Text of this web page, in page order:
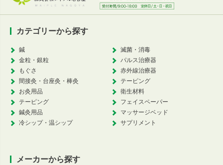
カテゴリーから探す
鍼
金粒・銀粒
もぐさ
間接灸・台座灸・棒灸
お灸用品
テーピング
鍼灸用品
冷シップ・温シップ
滅菌・消毒
パルス治療器
赤外線治療器
テーピング
衛生材料
フェイスペーパー
マッサージベッド
サプリメント
メーカーから探す